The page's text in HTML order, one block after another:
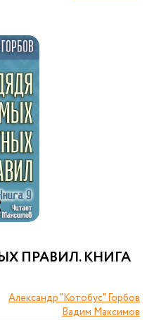
ПРАВИЛ. КНИГА
Александр "Котобус" Горбов
Вадим Максимов